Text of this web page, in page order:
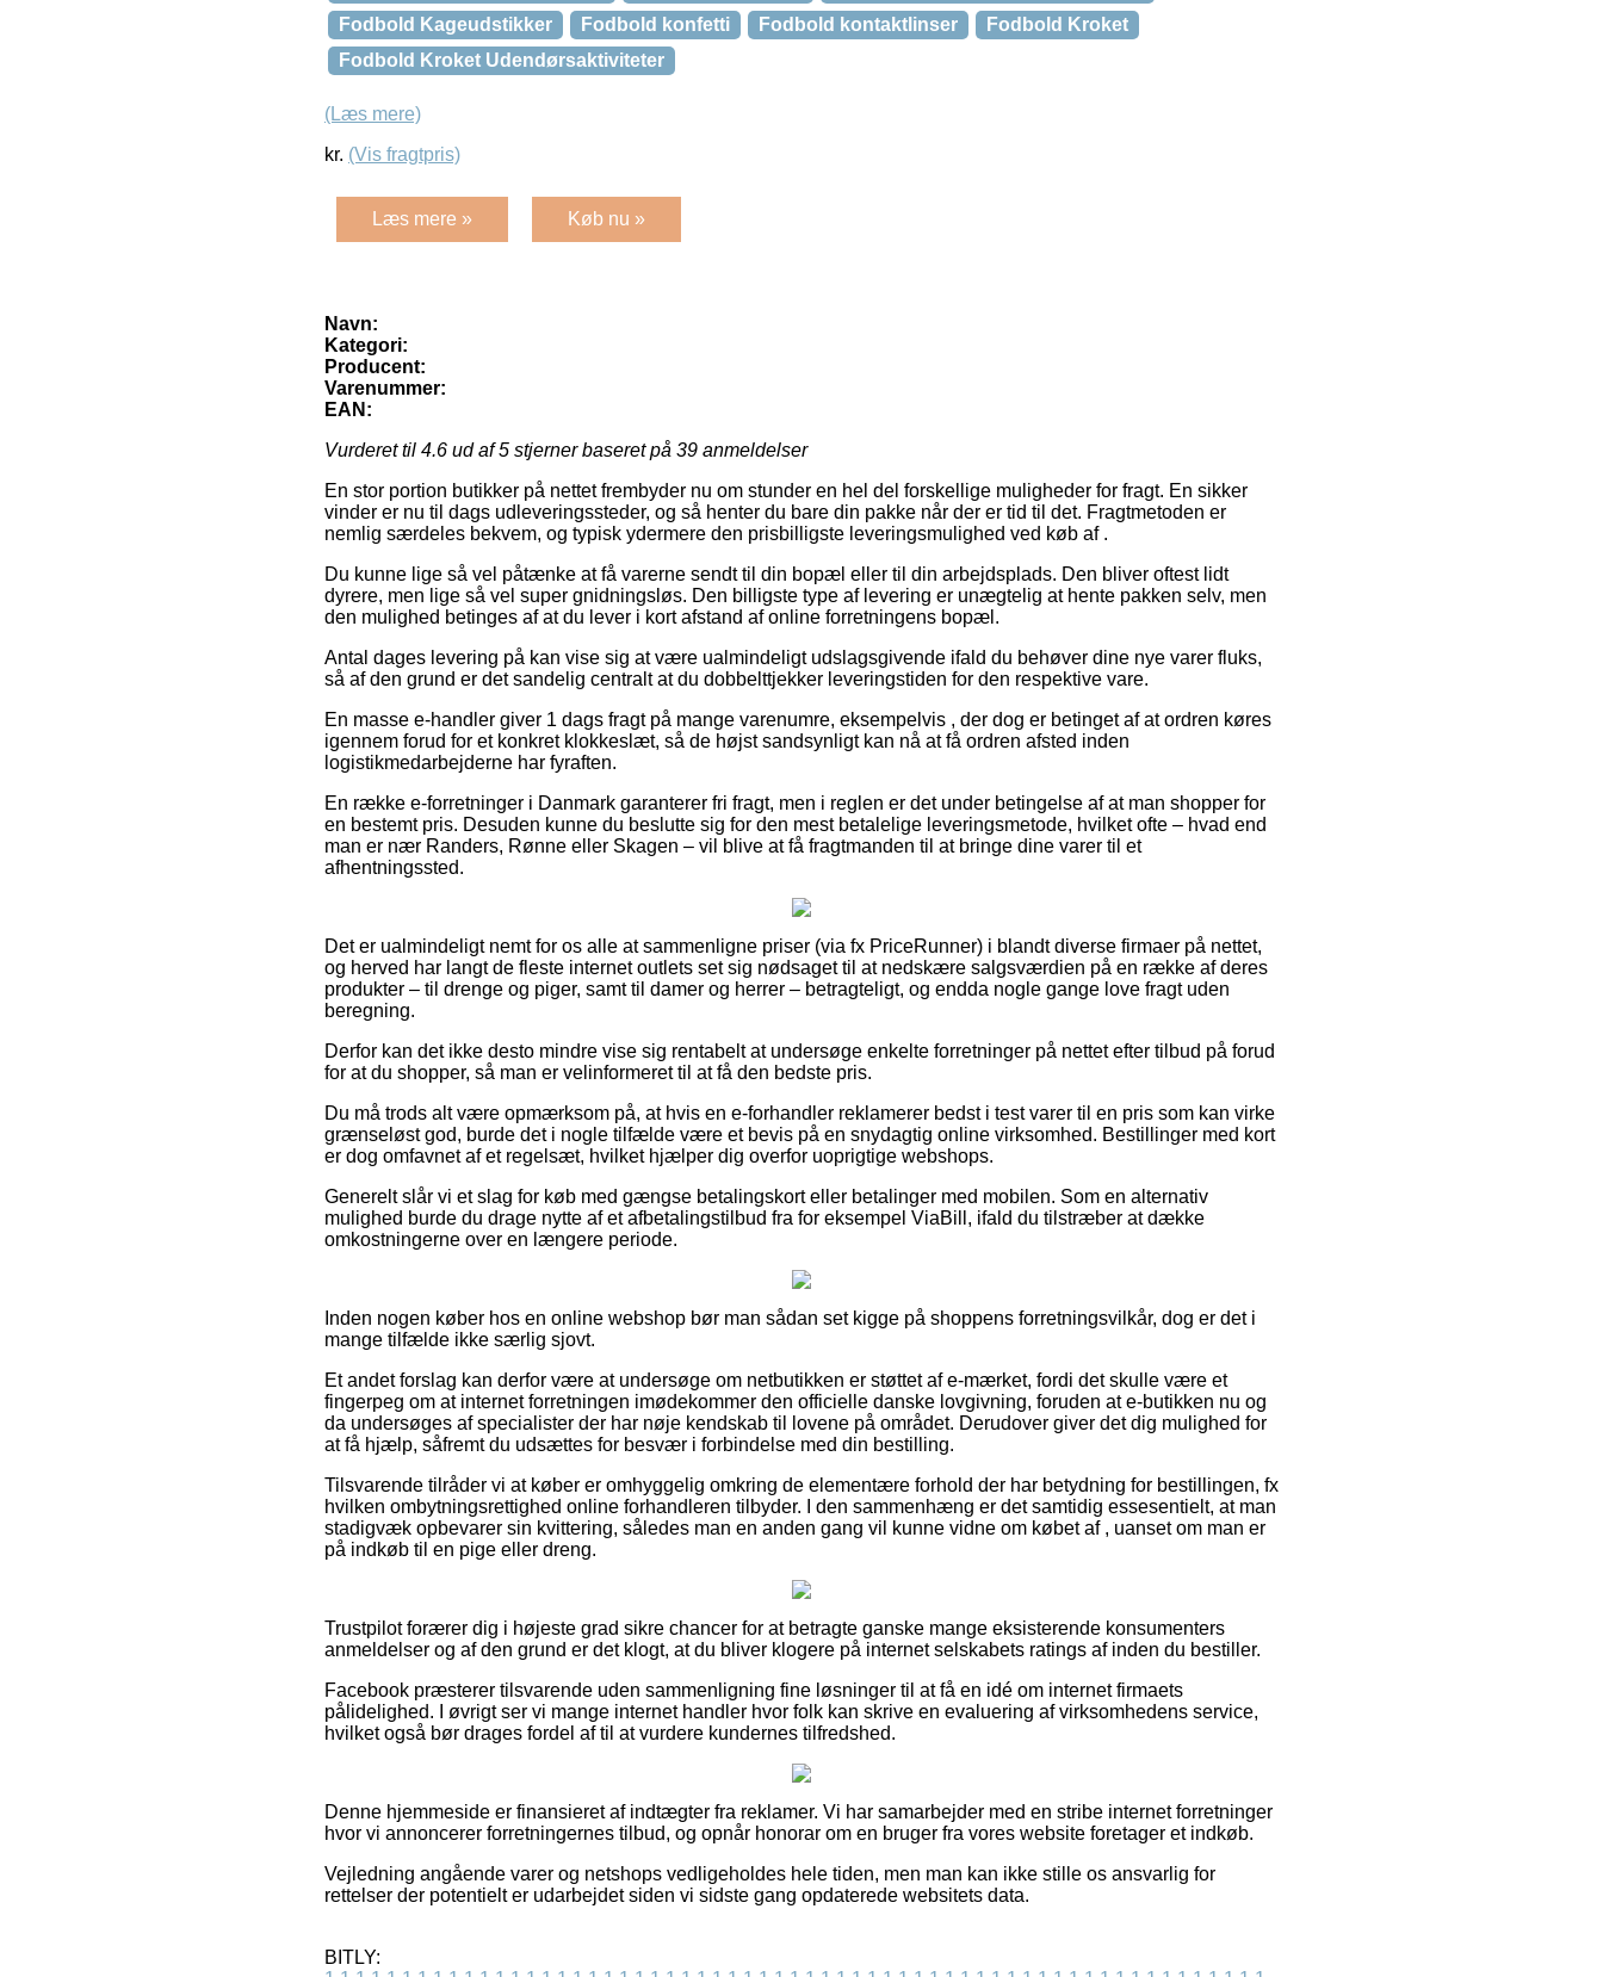
Fodbold Kageudstikker
Fodbold konfetti Fodbold kontaktlinser
Fodbold Kroket
Fodbold Kroket Udendørsaktiviteter
(Læs mere)
kr. (Vis fragtpris)
Læs mere » Køb nu »
Navn:
Kategori:
Producent:
Varenummer:
EAN:
Vurderet til 4.6 ud af 5 stjerner baseret på 39 anmeldelser
En stor portion butikker på nettet frembyder nu om stunder en hel del forskellige muligheder for fragt. En sikker
vinder er nu til dags udleveringssteder, og så henter du bare din pakke når der er tid til det. Fragtmetoden er
nemlig særdeles bekvem, og typisk ydermere den prisbilligste leveringsmulighed ved køb af .
Du kunne lige så vel påtænke at få varerne sendt til din bopæl eller til din arbejdsplads. Den bliver oftest lidt
dyrere, men lige så vel super gnidningsløs. Den billigste type af levering er unægtelig at hente pakken selv, men
den mulighed betinges af at du lever i kort afstand af online forretningens bopæl.
Antal dages levering på kan vise sig at være ualmindeligt udslagsgivende ifald du behøver dine nye varer fluks,
så af den grund er det sandelig centralt at du dobbelttjekker leveringstiden for den respektive vare.
En masse e-handler giver 1 dags fragt på mange varenumre, eksempelvis , der dog er betinget af at ordren køres
igennem forud for et konkret klokkeslæt, så de højst sandsynligt kan nå at få ordren afsted inden
logistikmedarbejderne har fyraften.
En række e-forretninger i Danmark garanterer fri fragt, men i reglen er det under betingelse af at man shopper for
en bestemt pris. Desuden kunne du beslutte sig for den mest betalelige leveringsmetode, hvilket ofte – hvad end
man er nær Randers, Rønne eller Skagen – vil blive at få fragtmanden til at bringe dine varer til et
afhentningssted.
Det er ualmindeligt nemt for os alle at sammenligne priser (via fx PriceRunner) i blandt diverse firmaer på nettet,
og herved har langt de fleste internet outlets set sig nødsaget til at nedskære salgsværdien på en række af deres
produkter – til drenge og piger, samt til damer og herrer – betragteligt, og endda nogle gange love fragt uden
beregning.
Derfor kan det ikke desto mindre vise sig rentabelt at undersøge enkelte forretninger på nettet efter tilbud på forud
for at du shopper, så man er velinformeret til at få den bedste pris.
Du må trods alt være opmærksom på, at hvis en e-forhandler reklamerer bedst i test varer til en pris som kan virke
grænseløst god, burde det i nogle tilfælde være et bevis på en snydagtig online virksomhed. Bestillinger med kort
er dog omfavnet af et regelsæt, hvilket hjælper dig overfor uoprigtige webshops.
Generelt slår vi et slag for køb med gængse betalingskort eller betalinger med mobilen. Som en alternativ
mulighed burde du drage nytte af et afbetalingstilbud fra for eksempel ViaBill, ifald du tilstræber at dække
omkostningerne over en længere periode.
Inden nogen køber hos en online webshop bør man sådan set kigge på shoppens forretningsvilkår, dog er det i
mange tilfælde ikke særlig sjovt.
Et andet forslag kan derfor være at undersøge om netbutikken er støttet af e-mærket, fordi det skulle være et
fingerpeg om at internet forretningen imødekommer den officielle danske lovgivning, foruden at e-butikken nu og
da undersøges af specialister der har nøje kendskab til lovene på området. Derudover giver det dig mulighed for
at få hjælp, såfremt du udsættes for besvær i forbindelse med din bestilling.
Tilsvarende tilråder vi at køber er omhyggelig omkring de elementære forhold der har betydning for bestillingen, fx
hvilken ombytningsrettighed online forhandleren tilbyder. I den sammenhæng er det samtidig essesentielt, at man
stadigvæk opbevarer sin kvittering, således man en anden gang vil kunne vidne om købet af , uanset om man er
på indkøb til en pige eller dreng.
Trustpilot forærer dig i højeste grad sikre chancer for at betragte ganske mange eksisterende konsumenters
anmeldelser og af den grund er det klogt, at du bliver klogere på internet selskabets ratings af inden du bestiller.
Facebook præsterer tilsvarende uden sammenligning fine løsninger til at få en idé om internet firmaets
pålidelighed. I øvrigt ser vi mange internet handler hvor folk kan skrive en evaluering af virksomhedens service,
hvilket også bør drages fordel af til at vurdere kundernes tilfredshed.
Denne hjemmeside er finansieret af indtægter fra reklamer. Vi har samarbejder med en stribe internet forretninger
hvor vi annoncerer forretningernes tilbud, og opnår honorar om en bruger fra vores website foretager et indkøb.
Vejledning angående varer og netshops vedligeholdes hele tiden, men man kan ikke stille os ansvarlig for
rettelser der potentielt er udarbejdet siden vi sidste gang opdaterede websitets data.
BITLY: